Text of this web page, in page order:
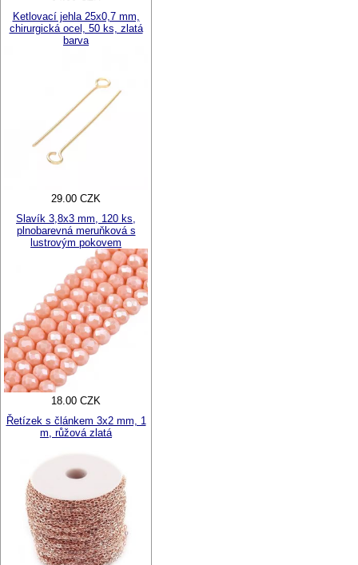
Ketlovací jehla 25x0,7 mm,
chirurgická ocel, 50 ks, zlatá
barva
29.00 CZK
Slavík 3,8x3 mm, 120 ks,
plnobarevná meruňková s
lustrovým pokovem
18.00 CZK
Řetízek s článkem 3x2 mm, 1
m, růžová zlatá